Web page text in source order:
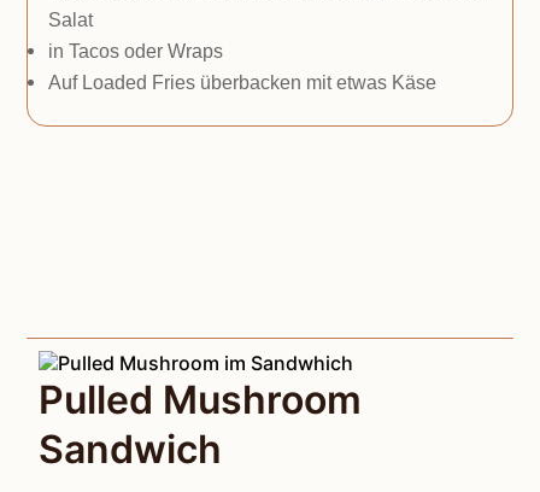
Salat
in Tacos oder Wraps
Auf Loaded Fries überbacken mit etwas Käse
Pulled Mushroom
Sandwich